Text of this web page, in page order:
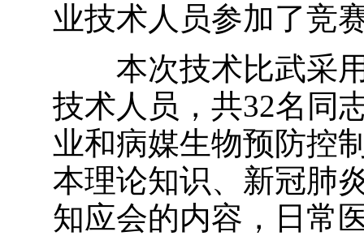
业技术人员参加了竞
本次技术比武采用
技术人员，共32名同
业和病媒生物预防控
本理论知识、新冠肺
知应会的内容，日常